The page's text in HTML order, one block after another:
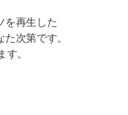
を再生した
次第です。
。